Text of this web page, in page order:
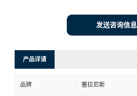
发送咨询信息
产品详请
品牌 塞拉尼斯